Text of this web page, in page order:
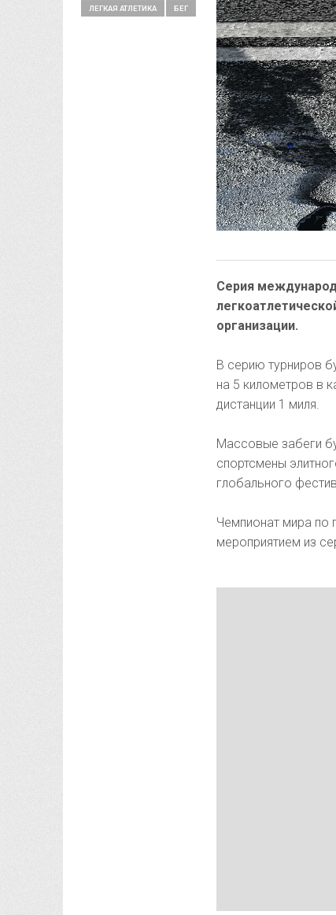
Серия
организации.
В серию турниров
на 5 километров в
дистанции 1 миля.
Массовые забеги
спортсмены
глобального
Чемпионат мира по
мероприятием из
ЛЕГКАЯ АТЛЕТИКА БЕГ